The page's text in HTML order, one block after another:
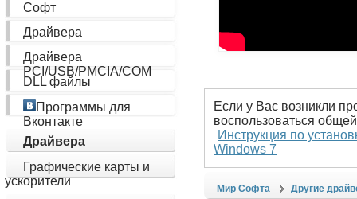
Софт
Драйвера
Драйвера
PCI/USB/PMCIA/COM
DLL файлы
Программы для
Вконтакте
Драйвера
Графические карты и
ускорители
Если у Вас возникли
воспользоваться
Инструкция по
Windows 7
Мир Софта Другие